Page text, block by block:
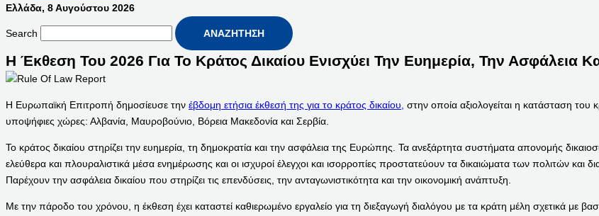
Ελλάδα, 8 Αυγούστου 2026
Search ΑΝΑΖΉΤΗΣΗ
Η Έκθεση Του 2026 Για Το Κράτος Δικαίου Ενισχύει Την Ευημερία, Την Ασφάλεια
Η Ευρωπαϊκή Επιτροπή δημοσίευσε την έβδομη ετήσια έκθεσή της για το κράτος δικαίου, στην οποία αξιολογείται η κατάσταση
υποψήφιες χώρες: Αλβανία, Μαυροβούνιο, Βόρεια Μακεδονία και Σερβία.
Το κράτος δικαίου στηρίζει την ευημερία, τη δημοκρατία και την ασφάλεια της Ευρώπης. Τα ανεξάρτητα συστήματα απονομής
ελεύθερα και πλουραλιστικά μέσα ενημέρωσης και οι ισχυροί έλεγχοι και ισορροπίες προστατεύουν τα δικαιώματα των πολιτών
Παρέχουν την ασφάλεια δικαίου που στηρίζει τις επενδύσεις, την ανταγωνιστικότητα και την οικονομική ανάπτυξη.
Με την πάροδο του χρόνου, η έκθεση έχει καταστεί καθιερωμένο εργαλείο για τη διεξαγωγή διαλόγου με τα κράτη μέλη σχετικά με